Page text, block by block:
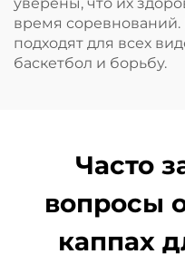
время
подходят для всех
баскетбол и борьбу.
Часто
вопросы
каппах